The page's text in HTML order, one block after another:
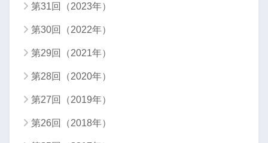
第31回（2023年）
第30回（2022年）
第29回（2021年）
第28回（2020年）
第27回（2019年）
第26回（2018年）